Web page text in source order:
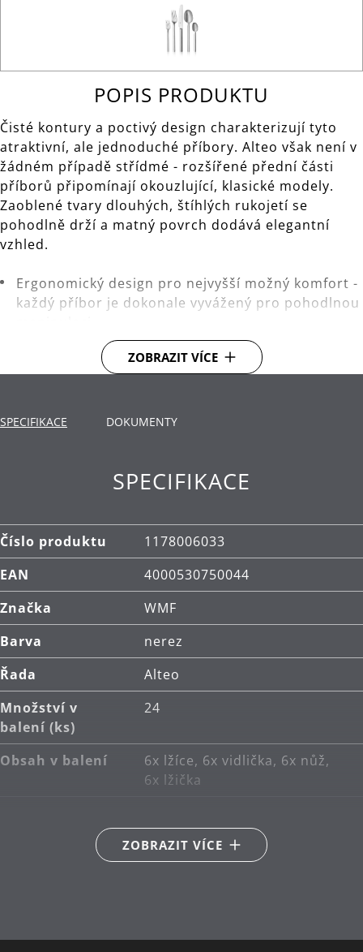
POPIS PRODUKTU
Čisté kontury a poctivý design charakterizují tyto
atraktivní, ale jednoduché příbory. Alteo však není v
žádném případě střídmé - rozšířené přední části
příborů připomínají okouzlující, klasické modely.
Zaoblené tvary dlouhých, štíhlých rukojetí se
pohodlně drží a matný povrch dodává elegantní
vzhled.
Ergonomický design pro nejvyšší možný komfort -
každý příbor je dokonale vyvážený pro pohodlnou
Materiál: vysoce kvalitní nerezová ocel
Cromargan®.
ZOBRAZIT VÍCE
SPECIFIKACE DOKUMENTY
SPECIFIKACE
Číslo produktu
1178006033
EAN
4000530750044
Značka
WMF
Barva
nerez
Řada
Alteo
Množství v
balení (ks)
24
Obsah v balení
6x lžíce, 6x vidlička, 6x nůž,
6x lžička
18/10
Péče o výrobky
lze mýt v myčce
ZOBRAZIT VÍCE